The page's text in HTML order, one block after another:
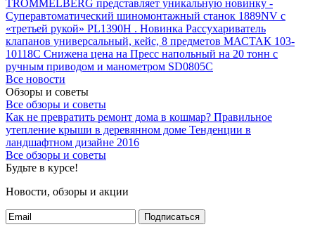
TROMMELBERG представляет уникальную новинку -
Суперавтоматический шиномонтажный станок 1889NV с
«третьей рукой» PL1390H . Новинка Рассухариватель
клапанов универсальный, кейс, 8 предметов МАСТАК 103-
10118C Снижена цена на Пресс напольный на 20 тонн с
ручным приводом и манометром SD0805C
Все новости
Обзоры и советы
Все обзоры и советы
Как не превратить ремонт дома в кошмар? Правильное
утепление крыши в деревянном доме Тенденции в
ландшафтном дизайне 2016
Все обзоры и советы
Будьте в курсе!
Новости, обзоры и акции
Подписаться